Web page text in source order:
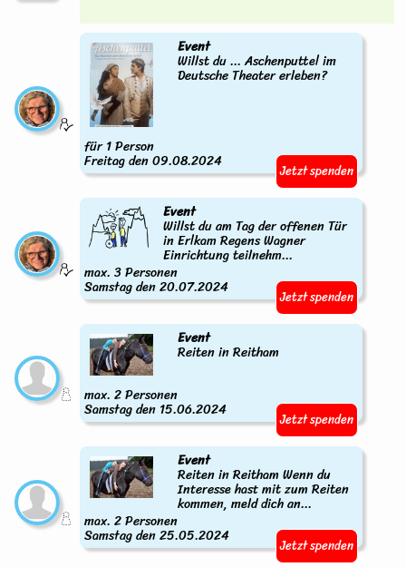
Event
Willst du ... Aschenputtel im
Deutsche Theater erleben?
für 1 Person
Freitag den 09.08.2024 Jetzt spenden
Event
Willst du am Tag der offenen Tür
in Erlkam Regens Wagner
Einrichtung teilnehm...
max. 3 Personen
Samstag den 20.07.2024 Jetzt spenden
Event
Reiten in Reitham
max. 2 Personen
Samstag den 15.06.2024 Jetzt spenden
Event
Reiten in Reitham Wenn du
Interesse hast mit zum Reiten
kommen, meld dich an...
max. 2 Personen
Samstag den 25.05.2024 Jetzt spenden